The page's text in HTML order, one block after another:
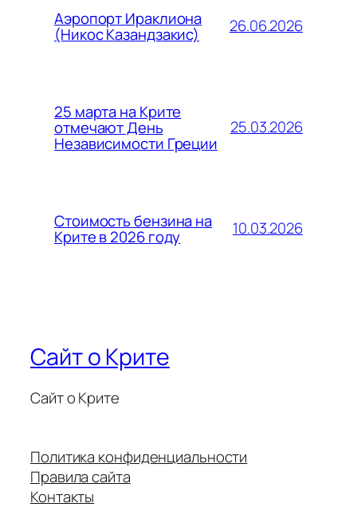
Аэропорт Ираклиона
(Никос Казандзакис) 26.06.2026
25 марта на Крите
отмечают День
Независимости Греции
25.03.2026
Стоимость бензина на
Крите в 2026 году 10.03.2026
Сайт о Крите
Сайт о Крите
Политика конфиденциальности
Правила сайта
Контакты